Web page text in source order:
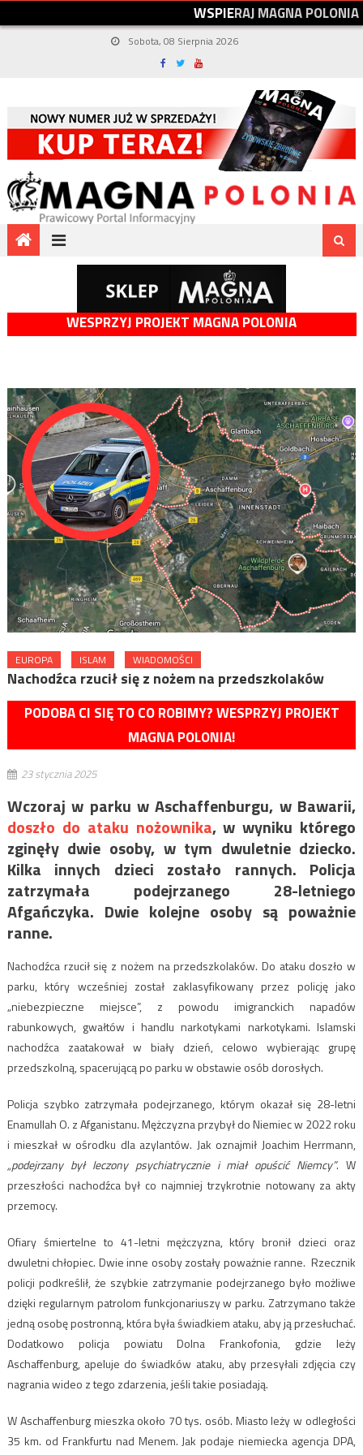
WSPIERAJMAGNAPOLONIA
Sobota, 08 Sierpnia 2026
WESPRZYJ PROJEKT MAGNA POLONIA
EUROPA ISLAM WIADOMOŚCI
Nachodźca rzucił się z nożem na przedszkolaków
PODOBA CI SIĘ TO CO ROBIMY? WESPRZYJ PROJEKT
MAGNA POLONIA!
23 stycznia 2025
Wczoraj w parku w Aschaffenburgu, w Bawarii,
doszło do ataku nożownika, w wyniku którego
zginęły dwie osoby, w tym dwuletnie dziecko.
Kilka innych dzieci zostało rannych. Policja
zatrzymała podejrzanego 28-letniego
Afgańczyka. Dwie kolejne osoby są poważnie
ranne.
Nachodźca rzucił się z nożem na przedszkolaków. Do ataku doszło w
parku, który wcześniej został zaklasyfikowany przez policję jako
„niebezpieczne miejsce”, z powodu imigranckich napadów
rabunkowych, gwałtów i handlu narkotykami narkotykami. Islamski
nachodźca zaatakował w biały dzień, celowo wybierając grupę
przedszkolną, spacerującą po parku w obstawie osób dorosłych.
Policja szybko zatrzymała podejrzanego, którym okazał się 28-letni
Enamullah O. z Afganistanu. Mężczyzna przybył do Niemiec w 2022 roku
i mieszkał w ośrodku dla azylantów. Jak oznajmił Joachim Herrmann,
„podejrzany był leczony psychiatrycznie i miał opuścić Niemcy”. W
przeszłości nachodźca był co najmniej trzykrotnie notowany za akty
przemocy.
Ofiary śmiertelne to 41-letni mężczyzna, który bronił dzieci oraz
dwuletni chłopiec. Dwie inne osoby zostały poważnie ranne. Rzecznik
policji podkreślił, że szybkie zatrzymanie podejrzanego było możliwe
dzięki regularnym patrolom funkcjonariuszy w parku. Zatrzymano także
jedną osobę postronną, która była świadkiem ataku, aby ją przesłuchać.
Dodatkowo policja powiatu Dolna Frankofonia, gdzie leży
Aschaffenburg, apeluje do świadków ataku, aby przesyłali zdjęcia czy
nagrania wideo z tego zdarzenia, jeśli takie posiadają.
W Aschaffenburg mieszka około 70 tys. osób. Miasto leży w odległości
35 km. od Frankfurtu nad Menem. Jak podaje niemiecka agencja DPA,